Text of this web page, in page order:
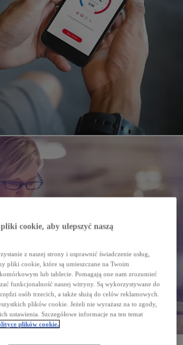
cookie, aby ulepszyć naszą
z naszej strony i usprawnić świadczenie usług,
pliki cookie, które są umieszczane na Twoim
lub tablecie. Pomagają one nam zrozumieć
funkcjonalność naszej witryny. Są wykorzystywane do
osób trzecich, a także służą do celów reklamowych.
plików cookie. Jeżeli nie wyrażasz na to zgody,
ustawienia. Szczegółowe informacje na ten temat
plików cookie.